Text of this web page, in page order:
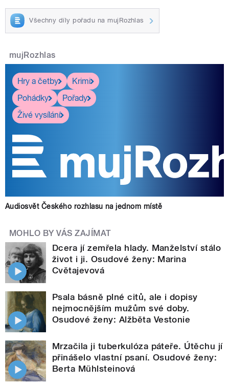
Všechny díly pořadu na mujRozhlas
mujRozhlas
Hry a četby
Krimi
Pohádky
Pořady
Živé vysílání
Audiosvět Českého rozhlasu na jednom místě
MOHLO BY VÁS ZAJÍMAT
Dcera jí zemřela hlady. Manželství stálo
život i ji. Osudové ženy: Marina
Cvětajevová
Psala básně plné citů, ale i dopisy
nejmocnějším mužům své doby.
Osudové ženy: Alžběta Vestonie
Mrzačila ji tuberkulóza páteře. Útěchu jí
přinášelo vlastní psaní. Osudové ženy:
Berta Mühlsteinová